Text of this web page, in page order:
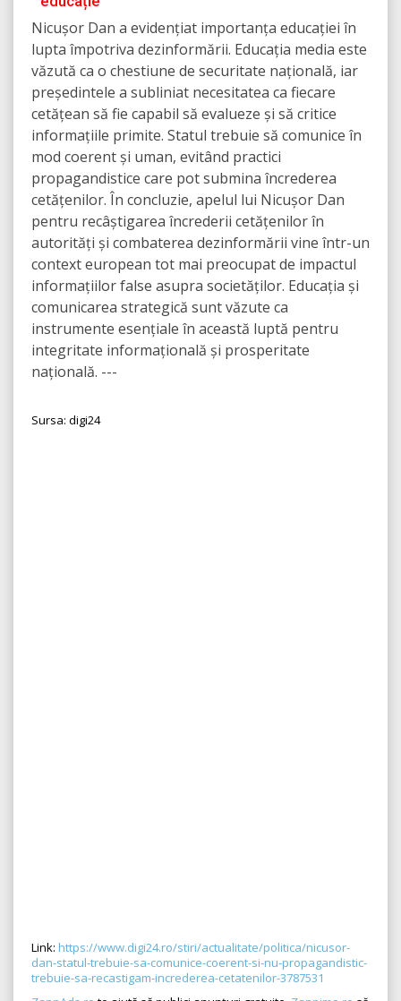
Nicușor Dan a evidențiat importanța educației în
lupta împotriva dezinformării. Educația media este
văzută ca o chestiune de securitate națională, iar
președintele a subliniat necesitatea ca fiecare
cetățean să fie capabil să evalueze și să critice
informațiile primite. Statul trebuie să comunice în
mod coerent și uman, evitând practici
propagandistice care pot submina încrederea
cetățenilor. În concluzie, apelul lui Nicușor Dan
pentru recâștigarea încrederii cetățenilor în
autorități și combaterea dezinformării vine într-un
context european tot mai preocupat de impactul
informațiilor false asupra societăților. Educația și
comunicarea strategică sunt văzute ca
instrumente esențiale în această luptă pentru
integritate informațională și prosperitate
națională. ---
Sursa: digi24
Link: https://www.digi24.ro/stiri/actualitate/politica/nicusor-
dan-statul-trebuie-sa-comunice-coerent-si-nu-propagandistic-
trebuie-sa-recastigam-increderea-cetatenilor-3787531